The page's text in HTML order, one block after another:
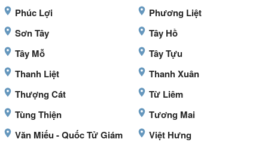
Phúc Lợi
Phương Liệt
Sơn Tây
Tây Hồ
Tây Mỗ
Tây Tựu
Thanh Liệt
Thanh Xuân
Thượng Cát
Từ Liêm
Tùng Thiện
Tương Mai
Văn Miếu - Quốc Tử Giám
Việt Hưng